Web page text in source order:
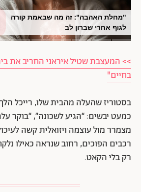
"מחלת האהבה": זה מה שבאמת קורה
לגוף אחרי שברון לב
>> המעצבת שטיל איראני החריב את
בחיים"
בסטוריז שהעלה מהבית שלו, רייכל
כמעט יבשים: “הגיע לשכונה”, “בוקר
מצמרר מול עוצמה ויזואלית קשה
רכבים הפוכים, רחוב שנראה כאילו
רק בלי הקאט.